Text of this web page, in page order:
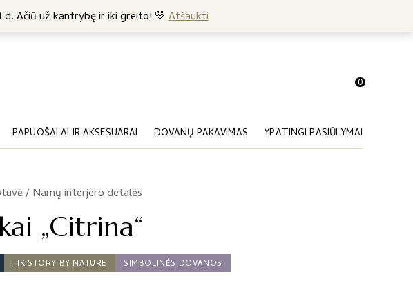
d. Ačiū už kantrybę ir iki greito! 💛Atšaukti
0
PAPUOŠALAI IR AKSESUARAI DOVANŲ PAKAVIMAS YPATINGI PASIŪLYMAI
/Namų interjero detalės
/
„Citrina“
TIK STORY BY NATURE SIMBOLINĖS DOVANOS